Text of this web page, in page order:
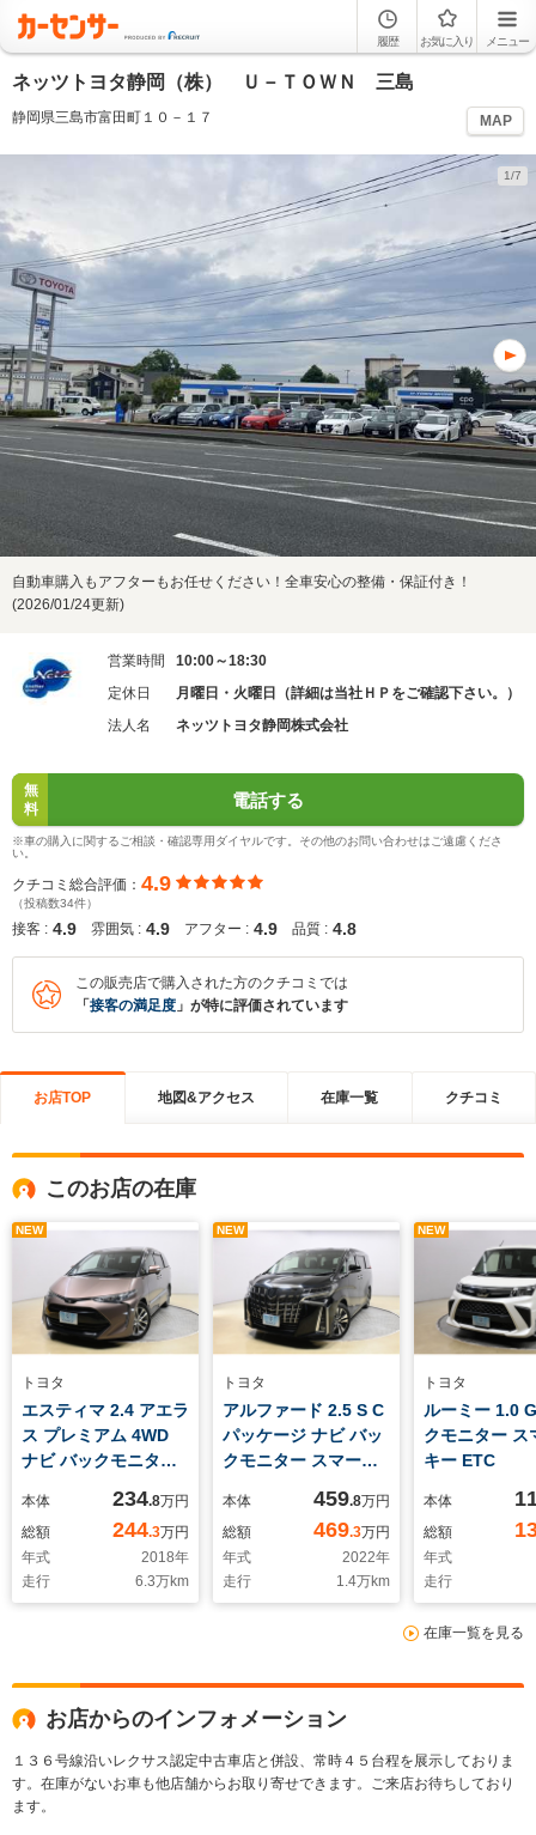
履歴 お気に入り メニュー
ネッツトヨタ静岡（株） Ｕ－ＴＯＷＮ 三島
静岡県三島市富田町１０－１７ MAP
1/7
自動車購入もアフターもお任せください！全車安心の整備・保証付き！
(2026/01/24更新)
営業時間
10:00～18:30
定休日
月曜日・火曜日（詳細は当社ＨＰをご確認下さい。）
法人名
ネッツトヨタ静岡株式会社
無
料
電話する
※車の購入に関するご相談・確認専用ダイヤルです。その他のお問い合わせはご遠慮くださ
い。
クチコミ総合評価： 4.9
（投稿数34件）
接客 : 4.9 雰囲気 : 4.9 アフター : 4.9 品質 : 4.8
この販売店で購入された方のクチコミでは
「 接客の満足度 」が特に評価されています
お店TOP 地図&アクセス 在庫一覧 クチコミ
このお店の在庫
NEW
トヨタ
エスティマ 2.4 アエラ
ス プレミアム 4WD
ナビ バックモニター
本体 234.8万円
総額
244.3万円
年式
2018年
走行
6.3万km
NEW
トヨタ
アルファード 2.5 S C
パッケージ ナビ バッ
クモニター スマート
本体 459.8万円
総額
469.3万円
年式
2022年
走行
1.4万km
NEW
トヨタ
ルーミー 1.0
クモニター ス
キー ETC
本体
総額
年式
走行
在庫一覧を見る
お店からのインフォメーション
１３６号線沿いレクサス認定中古車店と併設、常時４５台程を展示しておりま
す。在庫がないお車も他店舗からお取り寄せできます。ご来店お待ちしており
ます。